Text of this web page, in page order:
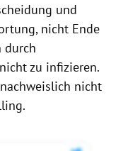
und
nicht Ende
durch
zu infizieren.
nicht